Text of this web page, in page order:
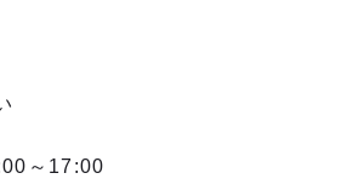
～17:00